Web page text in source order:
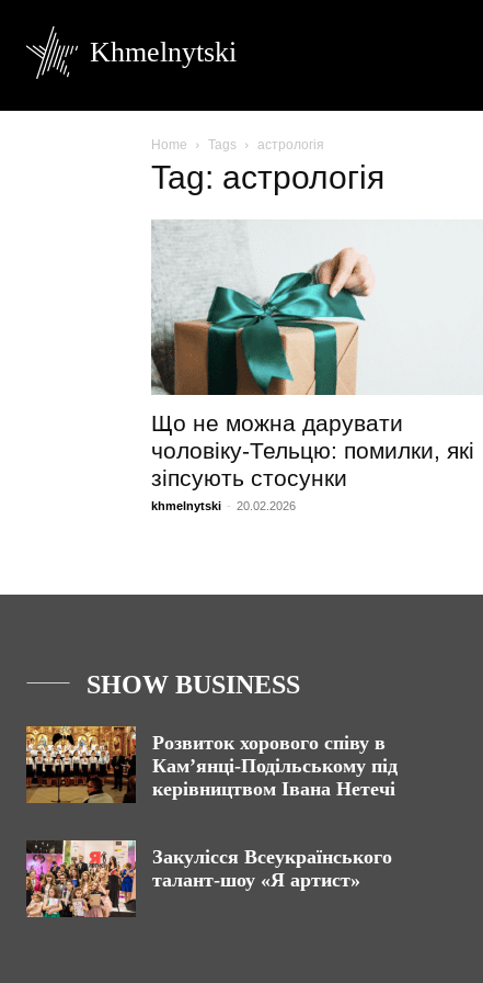
Khmelnytski
Home Tags астрологія
Tag: астрологія
Що не можна дарувати
чоловіку-Тельцю: помилки, які
зіпсують стосунки
khmelnytski - 20.02.2026
SHOW BUSINESS
Розвиток хорового співу в
Кам’янці-Подільському під
керівництвом Івана Нетечі
Закулісся Всеукраїнського
талант-шоу «Я артист»